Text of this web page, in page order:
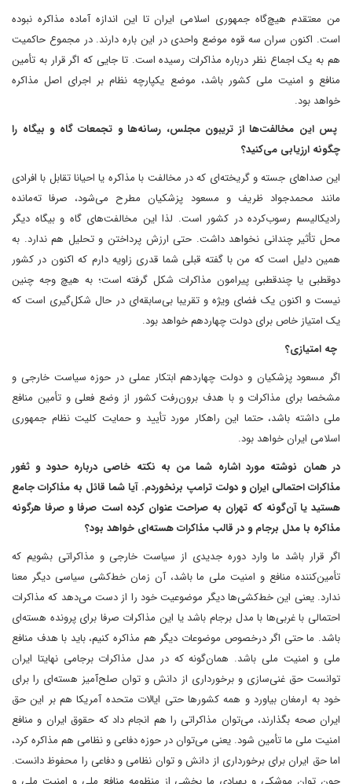
من معتقدم هیچ‌گاه جمهوری اسلامی ایران تا این اندازه آماده مذاکره نبوده
است. اکنون سران سه قوه موضع واحدی در این باره دارند. در مجموع حاکمیت
هم به یک اجماع نظر درباره مذاکرات رسیده است. تا جایی که اگر قرار به تأمین
منافع و امنیت ملی کشور باشد، موضع یکپارچه نظام بر اجرای اصل مذاکره
خواهد بود.
پس این مخالفت‌ها از تریبون مجلس، رسانه‌ها و تجمعات گاه و بیگاه را
چگونه ارزیابی می‌کنید؟
این صداهای جسته و گریخته‌ای که در مخالفت با مذاکره یا احیانا تقابل با افرادی
مانند محمدجواد ظریف و مسعود پزشکیان مطرح می‌شود، صرفا ته‌مانده
رادیکالیسم رسوب‌کرده در کشور است. لذا این مخالفت‌های گاه و بیگاه دیگر
محل تأثیر چندانی نخواهد داشت. حتی ارزش پرداختن و تحلیل هم ندارد. به
همین دلیل است که من با گفته قبلی شما قدری زاویه دارم که اکنون در کشور
دوقطبی یا چندقطبی پیرامون مذاکرات شکل گرفته است؛ به هیچ وجه چنین
نیست و اکنون یک فضای ویژه و تقریبا بی‌سابقه‌ای در حال شکل‌گیری است که
یک امتیاز خاص برای دولت چهاردهم خواهد بود.
چه امتیازی؟
اگر مسعود پزشکیان و دولت چهاردهم ابتکار عملی در حوزه سیاست خارجی و
مشخصا برای مذاکرات و با هدف برون‌رفت کشور از وضع فعلی و تأمین منافع
ملی داشته باشد، حتما این راهکار مورد تأیید و حمایت کلیت نظام جمهوری
اسلامی ایران خواهد بود.
در همان نوشته مورد اشاره شما من به نکته خاصی درباره حدود و ثغور
مذاکرات احتمالی ایران و دولت ترامپ برنخوردم. آیا شما قائل به مذاکرات جامع
هستید یا آن‌گونه که تهران به صراحت عنوان کرده است صرفا و صرفا هرگونه
مذاکره با مدل برجام و در قالب مذاکرات هسته‌ای خواهد بود؟
اگر قرار باشد ما وارد دوره جدیدی از سیاست خارجی و مذاکراتی بشویم که
تأمین‌کننده منافع و امنیت ملی ما باشد، آن زمان خط‌کشی سیاسی دیگر معنا
ندارد. یعنی این خط‌کشی‌ها دیگر موضوعیت خود را از دست می‌دهد که مذاکرات
احتمالی با غربی‌ها با مدل برجام باشد یا این مذاکرات صرفا برای پرونده هسته‌ای
باشد. ما حتی اگر درخصوص موضوعات دیگر هم مذاکره کنیم، باید با هدف منافع
ملی و امنیت ملی باشد. همان‌گونه که در مدل مذاکرات برجامی نهایتا ایران
توانست حق غنی‌سازی و برخورداری از دانش و توان صلح‌آمیز هسته‌ای را برای
خود به ارمغان بیاورد و همه کشورها حتی ایالات متحده آمریکا هم بر این حق
ایران صحه بگذارند، می‌توان مذاکراتی را هم انجام داد که حقوق ایران و منافع
امنیت ملی ما تأمین شود. یعنی می‌توان در حوزه دفاعی و نظامی هم مذاکره کرد،
اما حق ایران برای برخورداری از دانش و توان نظامی و دفاعی را محفوظ دانست.